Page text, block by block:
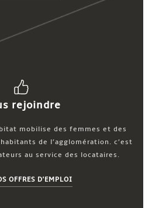
rejoindre
mobilise des femmes et des
de l’agglomération. c’est
au service des locataires.
OFFRES D'EMPLOI